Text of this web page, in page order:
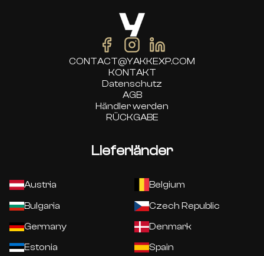
CONTACT@YAKKEXP.COM
KONTAKT
Datenschutz
AGB
Händler werden
RÜCKGABE
Lieferländer
Austria Belgium
Bulgaria
Czech Republic
Germany
Denmark
Estonia
Spain